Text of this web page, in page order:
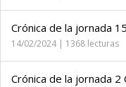
Crónica de la jornada
14/02/2024 | 1368 lecturas
Crónica de la jornada 2